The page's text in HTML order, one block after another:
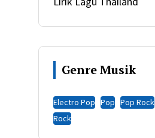
Genre Musik
Electro Pop Pop Pop Rock
Rock